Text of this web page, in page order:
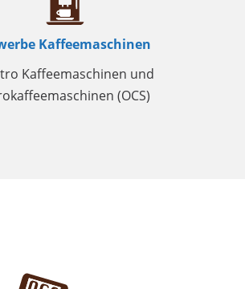
Kaffeemaschinen
Kaffeemaschinen und
(OCS)